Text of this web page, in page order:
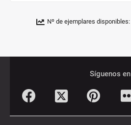
Nº de ejemplares disponibles:
Síguenos en